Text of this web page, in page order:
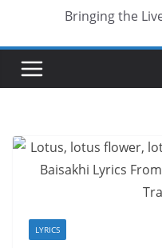
Bringing the
LYRICS